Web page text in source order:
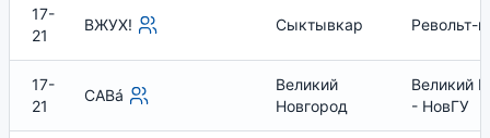
17-
21
ВЖУХ! Сыктывкар Револьт-
17-
21
САВá
Великий
Новгород
Великий
- НовГУ